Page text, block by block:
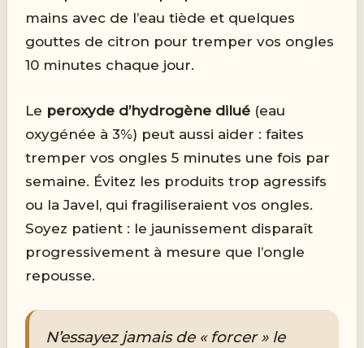
mains avec de l’eau tiède et quelques
gouttes de citron pour tremper vos ongles
10 minutes chaque jour.
Le peroxyde d’hydrogène dilué (eau
oxygénée à 3%) peut aussi aider : faites
tremper vos ongles 5 minutes une fois par
semaine. Évitez les produits trop agressifs
ou la Javel, qui fragiliseraient vos ongles.
Soyez patient : le jaunissement disparaît
progressivement à mesure que l’ongle
repousse.
N’essayez jamais de « forcer » le